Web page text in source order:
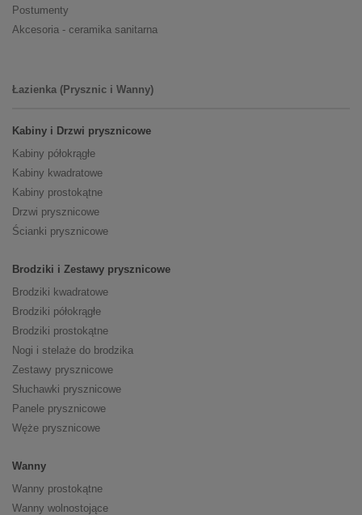
Postumenty
Akcesoria - ceramika sanitarna
Łazienka (Prysznic i Wanny)
Kabiny i Drzwi prysznicowe
Kabiny półokrągłe
Kabiny kwadratowe
Kabiny prostokątne
Drzwi prysznicowe
Ścianki prysznicowe
Brodziki i Zestawy prysznicowe
Brodziki kwadratowe
Brodziki półokrągłe
Brodziki prostokątne
Nogi i stelaże do brodzika
Zestawy prysznicowe
Słuchawki prysznicowe
Panele prysznicowe
Węże prysznicowe
Wanny
Wanny prostokątne
Wanny wolnostojące